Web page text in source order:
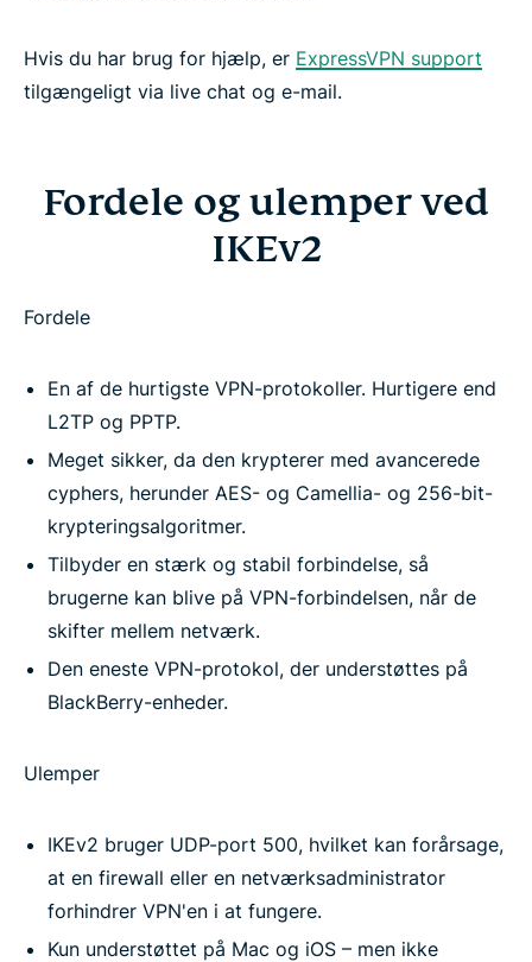
Hvis du har brug for hjælp, er ExpressVPN support
tilgængeligt via live chat og e-mail.
Fordele og ulemper ved
IKEv2
Fordele
En af de hurtigste VPN-protokoller. Hurtigere end
L2TP og PPTP.
Meget sikker, da den krypterer med avancerede
cyphers, herunder AES- og Camellia- og 256-bit-
krypteringsalgoritmer.
Tilbyder en stærk og stabil forbindelse, så
brugerne kan blive på VPN-forbindelsen, når de
skifter mellem netværk.
Den eneste VPN-protokol, der understøttes på
BlackBerry-enheder.
Ulemper
IKEv2 bruger UDP-port 500, hvilket kan forårsage,
at en firewall eller en netværksadministrator
forhindrer VPN'en i at fungere.
Kun understøttet på Mac og iOS – men ikke